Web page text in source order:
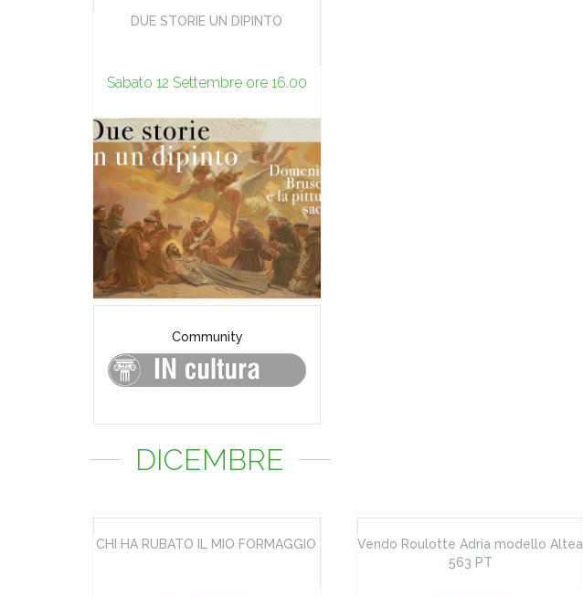
DUE STORIE UN DIPINTO
Sabato 12 Settembre ore 16.00
Community
DICEMBRE
CHI HA RUBATO IL MIO FORMAGGIO
Vendo Roulotte Adria modello Altea
563 PT